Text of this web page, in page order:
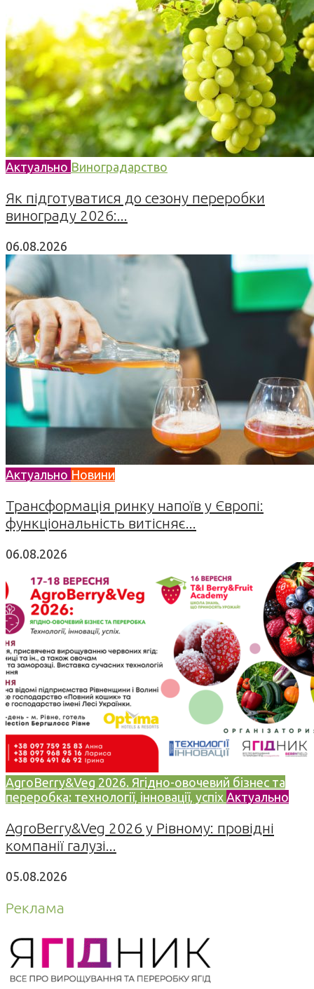
Актуально Виноградарство
Як підготуватися до сезону переробки
винограду 2026:...
06.08.2026
Актуально Новини
Трансформація ринку напоїв у Європі:
функціональність витісняє...
06.08.2026
AgroBerry&Veg 2026. Ягідно-овочевий бізнес та
переробка: технології, інновації, успіх Актуально
AgroBerry&Veg 2026 у Рівному: провідні
компанії галузі...
05.08.2026
Реклама